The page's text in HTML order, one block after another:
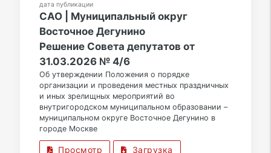
дата публикации
САО | Муниципальный округ
Восточное Дегунино
Решение Совета депутатов от
31.03.2026 № 4/6
Об утверждении Положения о порядке
организации и проведения местных праздничных
и иных зрелищных мероприятий во
внутригородском муниципальном образовании –
муниципальном округе Восточное Дегунино в
городе Москве
Просмотр Загрузка